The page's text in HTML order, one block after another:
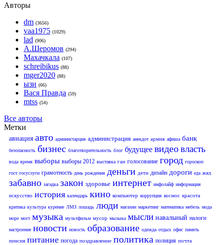
Авторы
dm (3656)
vaa1975 (1029)
lad (906)
А.Шеромов (294)
Махачкала (107)
schreibikus (88)
mger2020 (88)
ызи (66)
Вася Правда (59)
mtss (54)
Все авторы
Метки
авиация авто администарция администрация анекдот армия афиша банк
безопасность бизнес благотворительность блог будущее видеовласть
вода время выборы выборы 2012 выставка гаи голосование город гороскоп
гост госуслуги грамотность день рождения деньги дети дизайн дороги еда жкх
забавно загадка закон здоровье интернет инфолайф информация
искусство история календарь кино компьютер коррупция космос красота
критика культура курение ЛМЗ лошадь люди магазин маркетинг математика мебель мода
море мост музыка мультфильм мусор мызыка мысли навальный налоги
настроение новости новость образование одежда отдых офис память
пенсия питание погода поздравление политика полиция почта